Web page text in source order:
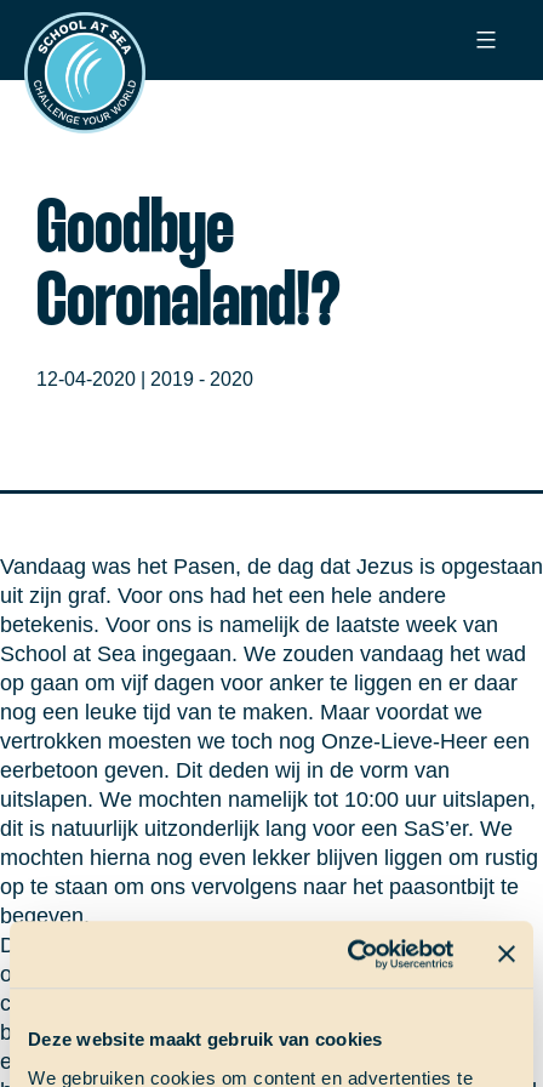
Deze website maakt gebruik van cookies
We gebruiken cookies om content en advertenties te
naar
inhoud
School
at
Sea
Goodbye
Coronaland!?
12-04-2020 | 2019 - 2020
Vandaag was het Pasen, de dag dat Jezus is opgestaan
uit zijn graf. Voor ons had het een hele andere
betekenis. Voor ons is namelijk de laatste week van
School at Sea ingegaan. We zouden vandaag het wad
op gaan om vijf dagen voor anker te liggen en er daar
nog een leuke tijd van te maken. Maar voordat we
vertrokken moesten we toch nog Onze-Lieve-Heer een
eerbetoon geven. Dit deden wij in de vorm van
uitslapen. We mochten namelijk tot 10:00 uur uitslapen,
dit is natuurlijk uitzonderlijk lang voor een SaS’er. We
mochten hierna nog even lekker blijven liggen om rustig
op te staan om ons vervolgens naar het paasontbijt te
begeven.
De tafel was volladen met eten dat je niet gewend bent
op School at Sea. Er stond bacon, gekookte eitjes,
confituur, pindakaas, kaas, paaseitjes, croissantjes,
bolletjes, paas-stol, sinaasappelsap en voor iedereen
een chocoladepaashaas. Na dit allemaal verorberd te